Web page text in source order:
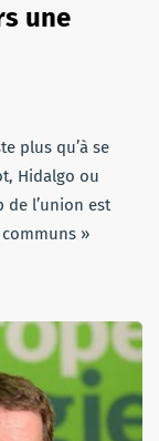
une
plus qu’à se
Hidalgo ou
de l’union est
»